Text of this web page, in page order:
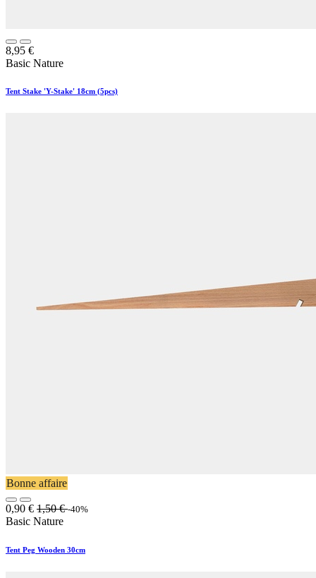
8,95 €
Basic Nature
Tent Stake 'Y-Stake' 18cm (5pcs)
Bonne affaire
0,90 € 1,50€ -40%
Basic Nature
Tent Peg Wooden 30cm